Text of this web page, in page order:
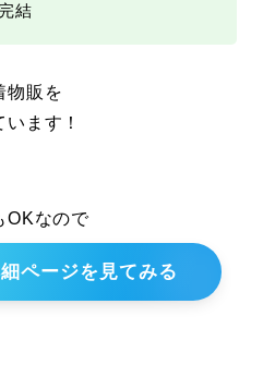
結
物販を
ます！
OKなので
！
ページを見てみる